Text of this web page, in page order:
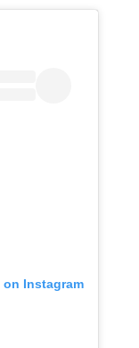
Instagram